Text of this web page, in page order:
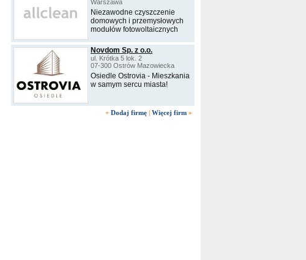
Warszawa
Niezawodne czyszczenie
domowych i przemysłowych
modułów fotowoltaicznych
Novdom Sp. z o.o.
ul. Krótka 5 lok. 2
07-300 Ostrów Mazowiecka
Osiedle Ostrovia - Mieszkania
w samym sercu miasta!
+ Dodaj firmę | Więcej firm »